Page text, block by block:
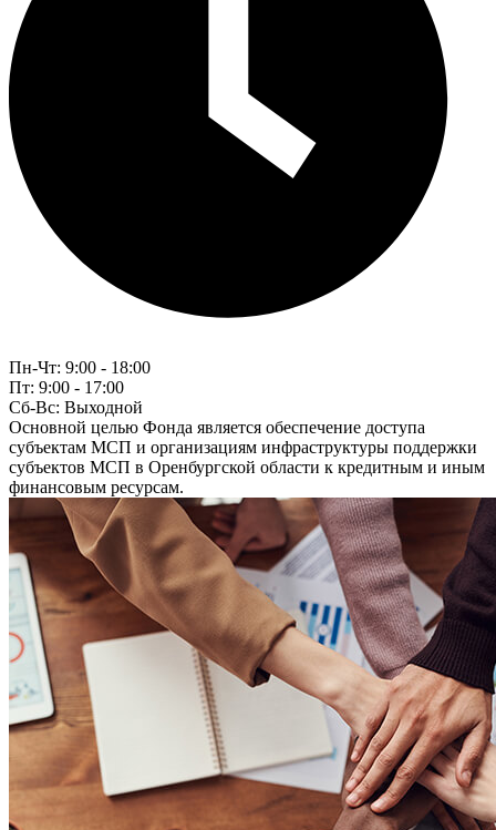
Пн-Чт: 9:00 - 18:00
Пт: 9:00 - 17:00
Сб-Вс: Выходной
Основной целью Фонда является обеспечение доступа
субъектам МСП и организациям инфраструктуры поддержки
субъектов МСП в Оренбургской области к кредитным и иным
финансовым ресурсам.